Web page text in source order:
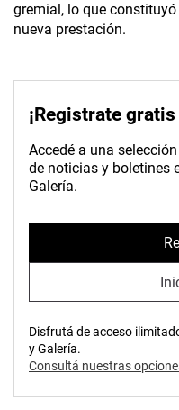
gremial, lo que
nueva prestación.
¡Registrate
Accedé a una
de noticias y boletines
Galería.
Disfrutá de acceso
y Galería.
Consultá nuestras